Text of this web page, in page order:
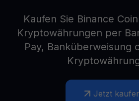
Kaufen Sie Binance
Kryptowährungen per
Pay, Banküberweisung
Jetzt